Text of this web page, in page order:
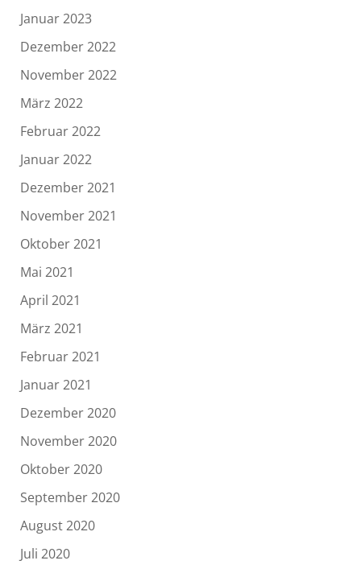
Januar 2023
Dezember 2022
November 2022
März 2022
Februar 2022
Januar 2022
Dezember 2021
November 2021
Oktober 2021
Mai 2021
April 2021
März 2021
Februar 2021
Januar 2021
Dezember 2020
November 2020
Oktober 2020
September 2020
August 2020
Juli 2020